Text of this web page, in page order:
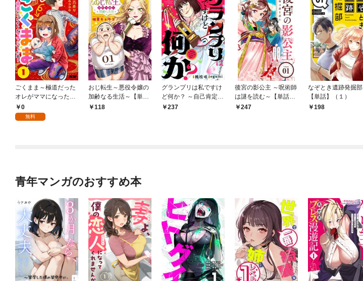
ごくまま～極道だった
オレがママになった話
～【単話】（１）
0
無料
おじ転生～悪役令嬢の
加齢なる生活～【単
話】（１）
118
グランプリは私ですけ
ど何か？ ～自己肯定モ
ンスターのミスコン無
237
後宮の影公主 ～呪術師
は謎を読む～【単話】
（１）
247
なぞとき遺跡発掘部
【単話】（１）
198
青年マンガのおすすめ本